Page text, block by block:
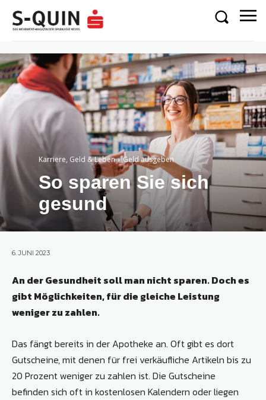
Karriere, Geld & Leben Geld ausgeben
So sparen Sie sich
gesund
6. JUNI 2023
An der Gesundheit soll man nicht sparen. Doch es
gibt Möglichkeiten, für die gleiche Leistung
weniger zu zahlen.
Das fängt bereits in der Apotheke an. Oft gibt es dort
Gutscheine, mit denen für frei verkäufliche Artikeln bis zu
20 Prozent weniger zu zahlen ist. Die Gutscheine
befinden sich oft in kostenlosen Kalendern oder liegen